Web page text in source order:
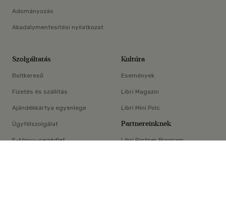
×
Adományozás
Akadálymentesítési nyilatkozat
Szolgáltatás
Boltkereső
Fizetés és szállítás
Ajándékkártya egyenlege
Ügyfélszolgálat
E-könyv-segédlet
Kultúra
Események
Libri Magazin
Libri Mini Polc
Partnereinknek
Libri Partner Program